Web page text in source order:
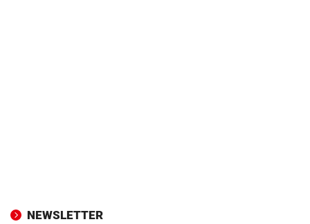
NEWSLETTER